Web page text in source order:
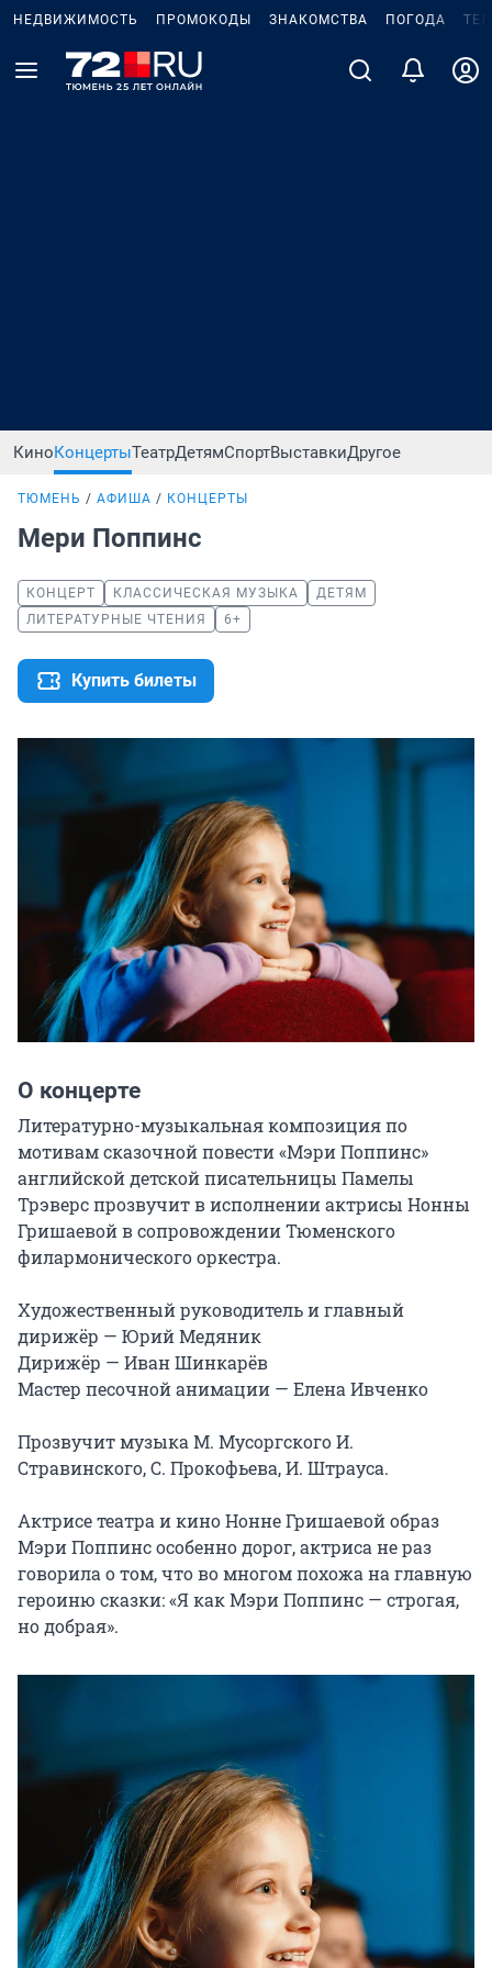
НЕДВИЖИМОСТЬ ПРОМОКОДЫ ЗНАКОМСТВА ПОГОДА
КиноКонцертыТеатрДетямСпортВыставкиДругое
ТЮМЕНЬ АФИША КОНЦЕРТЫ
Мери Поппинс
КОНЦЕРТ КЛАССИЧЕСКАЯ МУЗЫКА
ДЕТЯМ
ЛИТЕРАТУРНЫЕ ЧТЕНИЯ
6+
Купить билеты
О концерте
Литературно-музыкальная композиция по
мотивам сказочной повести «Мэри Поппинс»
английской детской писательницы Памелы
Трэверс прозвучит в исполнении актрисы Нонны
Гришаевой в сопровождении Тюменского
филармонического оркестра.
Художественный руководитель и главный
дирижёр — Юрий Медяник
Дирижёр — Иван Шинкарёв
Мастер песочной анимации — Елена Ивченко
Прозвучит музыка М. Мусоргского И.
Стравинского, С. Прокофьева, И. Штрауса.
Актрисе театра и кино Нонне Гришаевой образ
Мэри Поппинс особенно дорог, актриса не раз
говорила о том, что во многом похожа на главную
героиню сказки: «Я как Мэри Поппинс — строгая,
но добрая».